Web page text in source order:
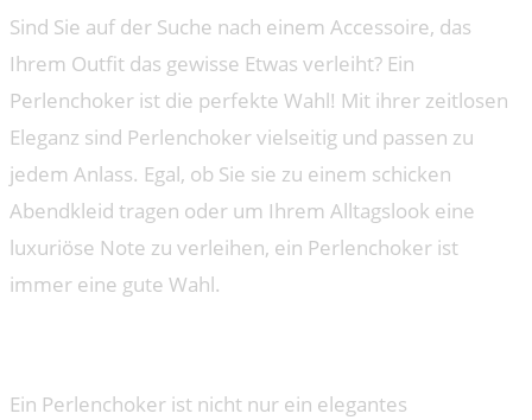
Sind Sie auf der Suche nach einem Accessoire, das
Ihrem Outfit das gewisse Etwas verleiht? Ein
Perlenchoker ist die perfekte Wahl! Mit ihrer zeitlosen
Eleganz sind Perlenchoker vielseitig und passen zu
jedem Anlass. Egal, ob Sie sie zu einem schicken
Abendkleid tragen oder um Ihrem Alltagslook eine
luxuriöse Note zu verleihen, ein Perlenchoker ist
immer eine gute Wahl.
Ein Perlenchoker ist nicht nur ein elegantes